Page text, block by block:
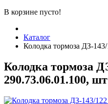
В корзине пусто!
Каталог
Колодка тормоза ДЗ-
Колодка тормоза
290.73.06.01.100, шт